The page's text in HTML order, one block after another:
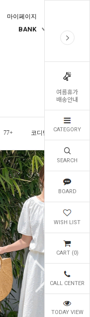
여름휴가
배송안내
CATEGORY
SEARCH
BOARD
WISH LIST
CART (0)
CALL CENTER
TODAY VIEW
마이페이지
BANK
77+ 코디템 오늘발송